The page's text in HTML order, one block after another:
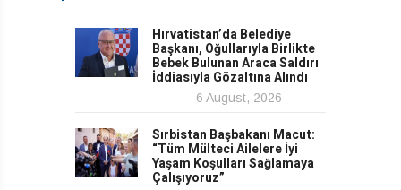
Hırvatistan’da Belediye
Başkanı, Oğullarıyla Birlikte
Bebek Bulunan Araca Saldırı
İddiasıyla Gözaltına Alındı
6 August, 2026
Sırbistan Başbakanı Macut:
“Tüm Mülteci Ailelere İyi
Yaşam Koşulları Sağlamaya
Çalışıyoruz”